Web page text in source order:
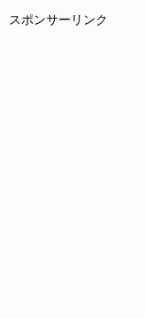
スポンサーリンク